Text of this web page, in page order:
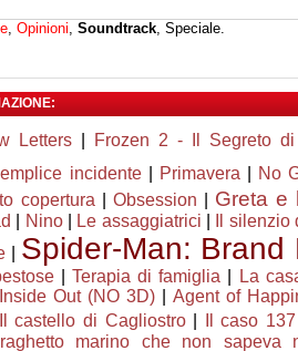
, Opinioni, Soundtrack, Speciale.
Letters Frozen 2 - Il Segreto di
incidente| Primavera
No
copertura Obsession Greta e
Nino| Le assaggiatrici
Il
Spider-Man: Brand
| Terapia di famiglia
La
Inside Out (NO 3D) Agent of
castello di Cagliostro| Il caso 137
marino che non sapeva